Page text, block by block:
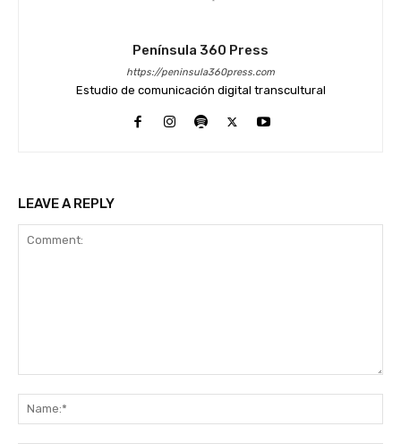
Península 360 Press
https://peninsula360press.com
Estudio de comunicación digital transcultural
LEAVE A REPLY